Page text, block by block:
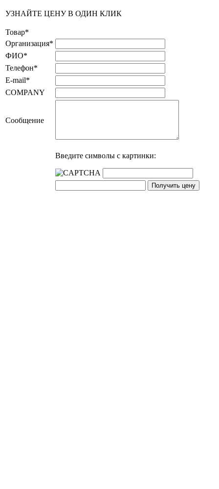
УЗНАЙТЕ ЦЕНУ В ОДИН КЛИК
Товар*
Организация*
ФИО*
Телефон*
E-mail*
COMPANY
Сообщение
Введите символы с картинки: